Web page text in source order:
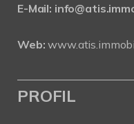
E-Mail:
Web:
PROFIL